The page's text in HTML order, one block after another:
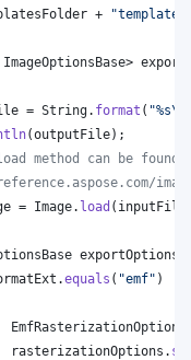
+
ImageOptionsBase>
= String. format ( "%s\\
(outputFile);
method can be found
= Image. load ( inputFile
exportOptions
.equals ( "emf" )
EmfRasterizationOptions
rasterizationOptions .